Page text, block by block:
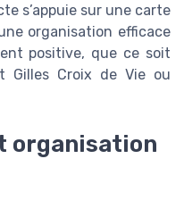
s’appuie sur une carte
organisation efficace
positive, que ce soit
Gilles Croix de Vie ou
organisation